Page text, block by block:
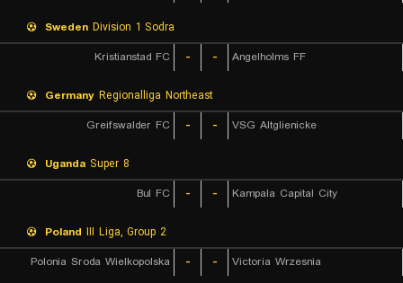
Sweden Division 1 Sodra
Kristianstad FC
- - Angelholms FF
Germany Regionalliga Northeast
Greifswalder FC
- - VSG Altglienicke
Uganda Super 8
Bul FC
- - Kampala Capital City
Poland III Liga, Group 2
Polonia Sroda Wielkopolska
- - Victoria Wrzesnia